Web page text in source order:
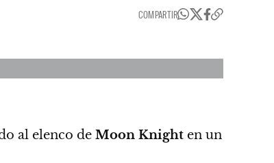
COMPARTIR
al elenco de Moon Knight en un